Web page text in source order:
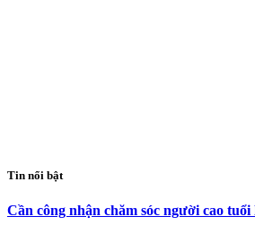
Tin nổi bật
Cần công nhận chăm sóc người cao